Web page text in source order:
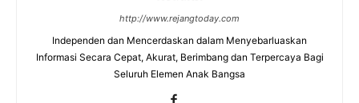
http://www.rejangtoday.com
Independen dan Mencerdaskan dalam Menyebarluaskan
Informasi Secara Cepat, Akurat, Berimbang dan Terpercaya Bagi
Seluruh Elemen Anak Bangsa